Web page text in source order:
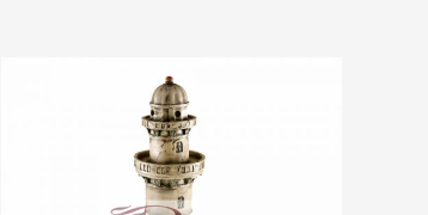
€10,00
tot
€30,00